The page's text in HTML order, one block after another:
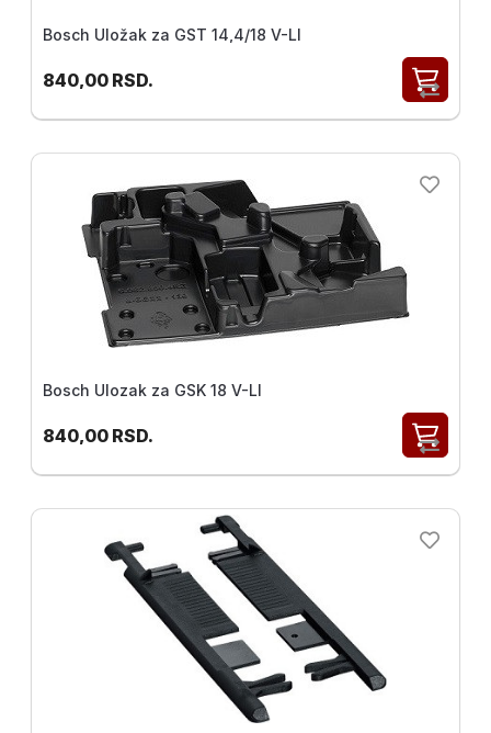
Bosch Uložak za GST 14,4/18 V-LI
840,00 RSD.
Bosch Ulozak za GSK 18 V-LI
840,00 RSD.